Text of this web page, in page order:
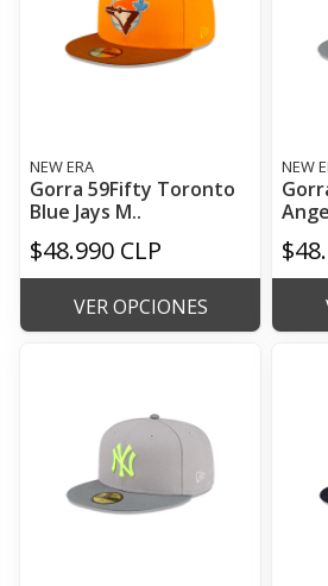
NEW ERA
Gorra 59Fifty Toronto
Blue Jays M..
$48.990 CLP
VER OPCIONES
NEW